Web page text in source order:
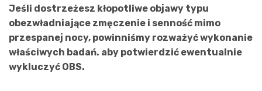
Jeśli dostrzeżesz kłopotliwe objawy typu
obezwładniające zmęczenie i senność mimo
przespanej nocy, powinniśmy rozważyć wykonanie
właściwych badań. aby potwierdzić ewentualnie
wykluczyć OBS.